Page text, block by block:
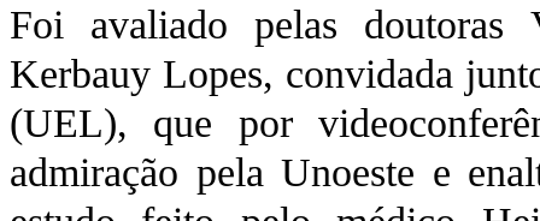
Foi avaliado pelas doutoras
Kerbauy Lopes, convidada
(UEL), que por
admiração pela Unoeste e